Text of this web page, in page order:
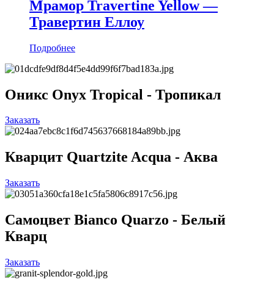
Мрамор Travertine Yellow —
Травертин Еллоу
Подробнее
Оникс Onyx Tropical - Тропикал
Заказать
Кварцит Quartzite Acqua - Аква
Заказать
Самоцвет Bianco Quarzo - Белый
Кварц
Заказать